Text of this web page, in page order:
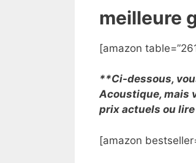
meilleure
[amazon
**Ci-dessous,
Acoustique, mais
prix actuels ou
[amazon